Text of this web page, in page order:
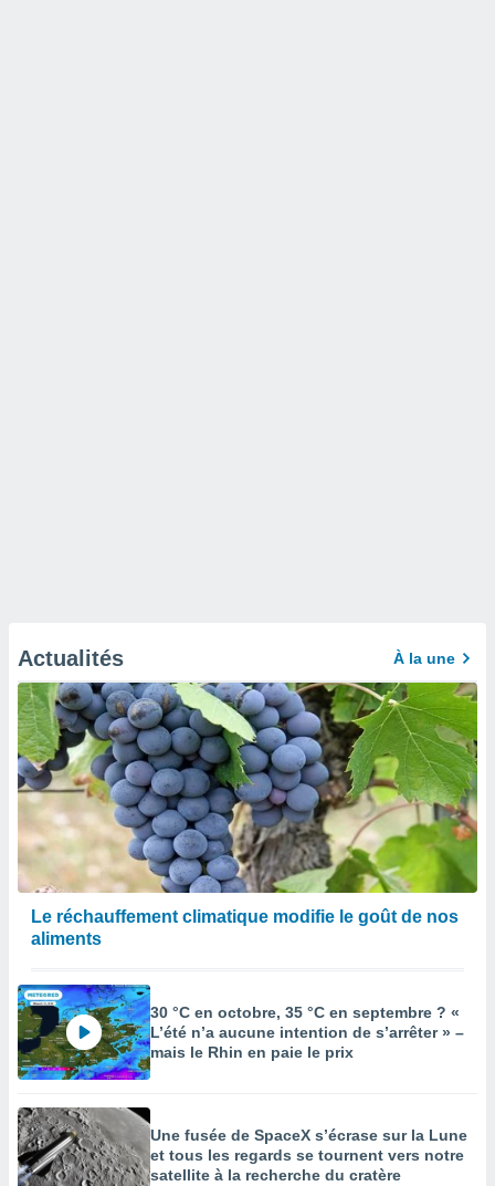
Actualités À la une
Le réchauffement climatique modifie le goût de nos
aliments
30 °C en octobre, 35 °C en septembre ? «
L’été n’a aucune intention de s’arrêter » –
mais le Rhin en paie le prix
Une fusée de SpaceX s’écrase sur la Lune
et tous les regards se tournent vers notre
satellite à la recherche du cratère